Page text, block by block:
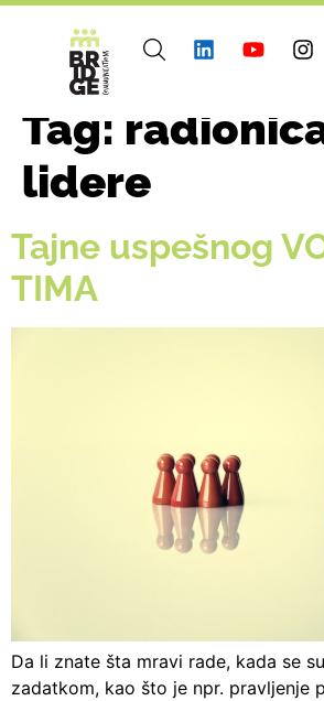
Tag:
lidere
Tajne uspešnog
TIMA
Da li znate šta mravi rade, kada se
zadatkom, kao što je npr. pravljenje